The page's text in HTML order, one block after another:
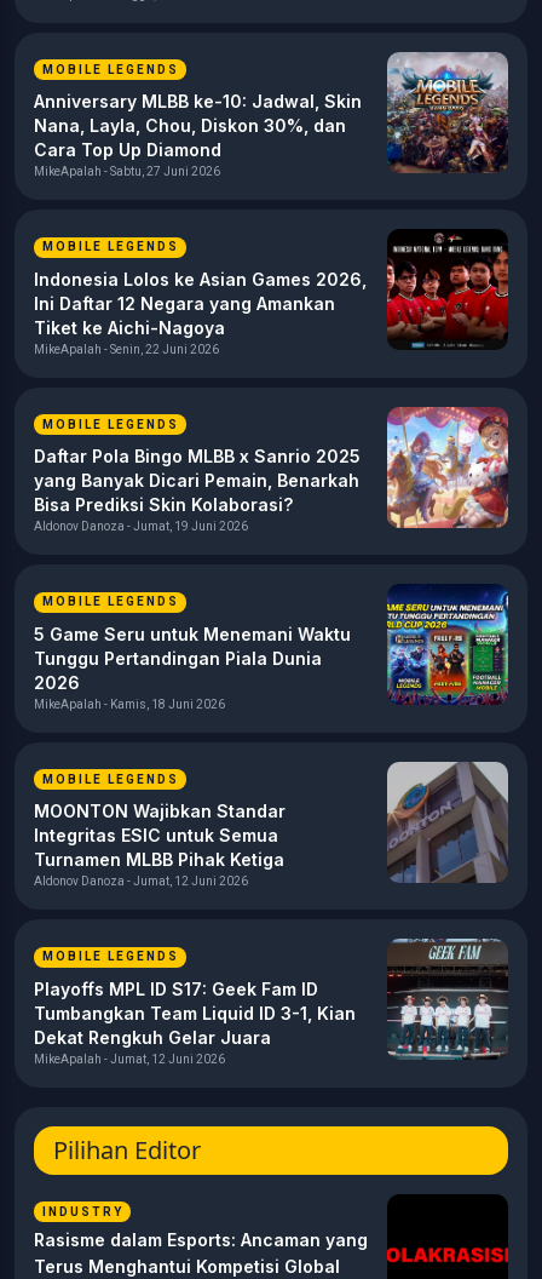
MOBILE LEGENDS
Anniversary MLBB ke-10: Jadwal, Skin
Nana, Layla, Chou, Diskon 30%, dan
Cara Top Up Diamond
MikeApalah - Sabtu, 27 Juni 2026
MOBILE LEGENDS
Indonesia Lolos ke Asian Games 2026,
Ini Daftar 12 Negara yang Amankan
Tiket ke Aichi-Nagoya
MikeApalah - Senin, 22 Juni 2026
MOBILE LEGENDS
Daftar Pola Bingo MLBB x Sanrio 2025
yang Banyak Dicari Pemain, Benarkah
Bisa Prediksi Skin Kolaborasi?
Aldonov Danoza - Jumat, 19 Juni 2026
MOBILE LEGENDS
5 Game Seru untuk Menemani Waktu
Tunggu Pertandingan Piala Dunia
2026
MikeApalah - Kamis, 18 Juni 2026
MOBILE LEGENDS
MOONTON Wajibkan Standar
Integritas ESIC untuk Semua
Turnamen MLBB Pihak Ketiga
Aldonov Danoza - Jumat, 12 Juni 2026
MOBILE LEGENDS
Playoffs MPL ID S17: Geek Fam ID
Tumbangkan Team Liquid ID 3-1, Kian
Dekat Rengkuh Gelar Juara
MikeApalah - Jumat, 12 Juni 2026
Pilihan Editor
INDUSTRY
Rasisme dalam Esports: Ancaman yang
Terus Menghantui Kompetisi Global